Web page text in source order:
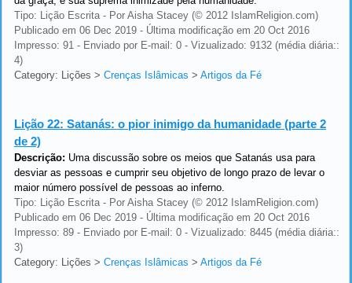
Tipo: Lição Escrita - Por Aisha Stacey (© 2012 IslamReligion.com)
Publicado em 06 Dec 2019 - Última modificação em 20 Oct 2016
Impresso: 91 - Enviado por E-mail: 0 - Vizualizado: 9132 (média diária::
4)
Category: Lições > Crenças Islâmicas > Artigos da Fé
Lição 22: Satanás: o pior inimigo da humanidade (parte 2
de 2)
Descrição: Uma discussão sobre os meios que Satanás usa para
desviar as pessoas e cumprir seu objetivo de longo prazo de levar o
maior número possível de pessoas ao inferno.
Tipo: Lição Escrita - Por Aisha Stacey (© 2012 IslamReligion.com)
Publicado em 06 Dec 2019 - Última modificação em 20 Oct 2016
Impresso: 89 - Enviado por E-mail: 0 - Vizualizado: 8445 (média diária::
3)
Category: Lições > Crenças Islâmicas > Artigos da Fé